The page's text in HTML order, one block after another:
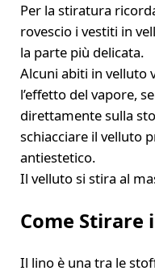
Per la stiratura
rovescio i vestiti in
la parte più delicata.
Alcuni abiti in velluto
l’effetto del vapore,
direttamente sulla
schiacciare il velluto
antiestetico.
Il velluto si stira al
Come Stirare
Il lino è una tra le